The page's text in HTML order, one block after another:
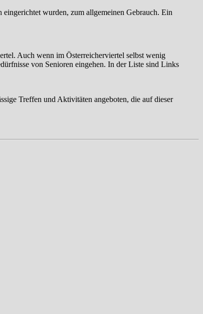
wurden, zum allgemeinen Gebrauch. Ein
Auch wenn im Österreicherviertel selbst wenig
von Senioren eingehen. In der Liste sind Links
Treffen und Aktivitäten angeboten, die auf dieser